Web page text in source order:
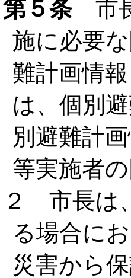
第５条市長
施に必要
難計画情
は、個別
別避難計
等実施者
２ 市長は
る場合に
災害から